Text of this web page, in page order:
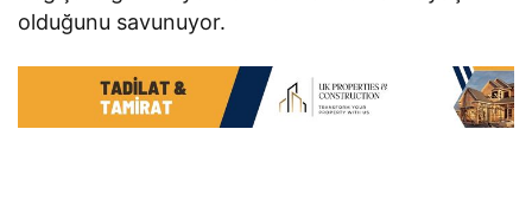
olduğunu savunuyor.